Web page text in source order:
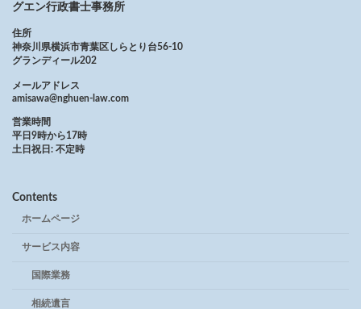
グエン行政書士事務所
住所
神奈川県横浜市青葉区しらとり台56-10
グランディール202
メールアドレス
amisawa@nghuen-law.com
営業時間
平日9時から17時
土日祝日: 不定時
Contents
ホームページ
サービス内容
国際業務
相続遺言